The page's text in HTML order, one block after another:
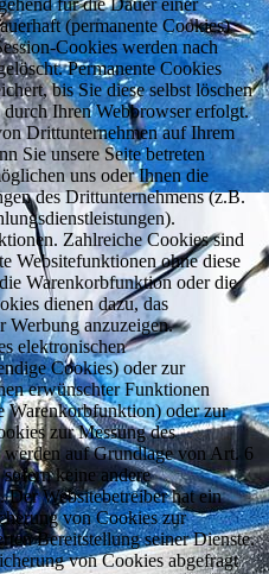
für die Dauer einer
(permanente Cookies)
Cookies werden nach
Permanente Cookies
bis Sie diese selbst löschen
Ihren Webbrowser erfolgt.
Drittunternehmen auf Ihrem
Sie unsere Seite betreten
uns oder Ihnen die
des Drittunternehmens (z.B.
Zahlreiche Cookies sind
Websitefunktionen ohne diese
Warenkorbfunktion oder die
dienen dazu, das
Werbung anzuzeigen.
elektronischen
Cookies) oder zur
erwünschter Funktionen
Warenkorbfunktion) oder zur
zur Messung des
auf Grundlage von Art. 6
keine andere
Der Websitebetreiber hat ein
von Cookies zur
Bereitstellung seiner Dienste.
von Cookies abgefragt